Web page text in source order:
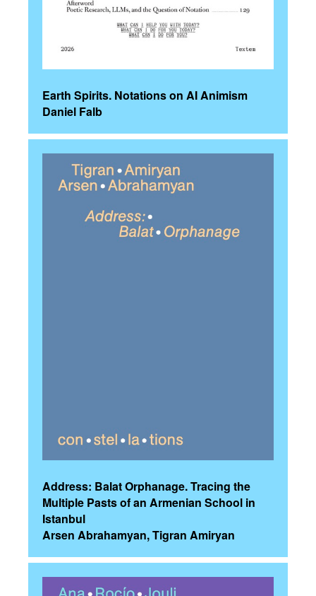
Earth Spirits. Notations on AI Animism
Daniel Falb
Address: Balat Orphanage. Tracing the
Multiple Pasts of an Armenian School in
Istanbul
Arsen Abrahamyan, Tigran Amiryan